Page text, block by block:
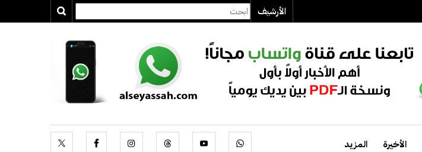
الأرشيف
الأخيرة المزيد